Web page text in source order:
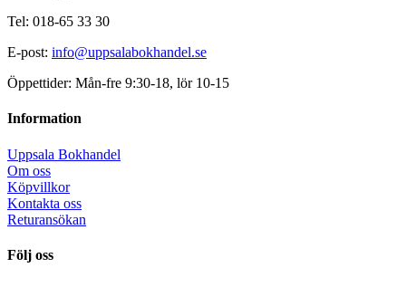
Tel: 018-65 33 30
E-post: info@uppsalabokhandel.se
Öppettider: Mån-fre 9:30-18, lör 10-15
Information
Uppsala Bokhandel
Om oss
Köpvillkor
Kontakta oss
Returansökan
Följ oss